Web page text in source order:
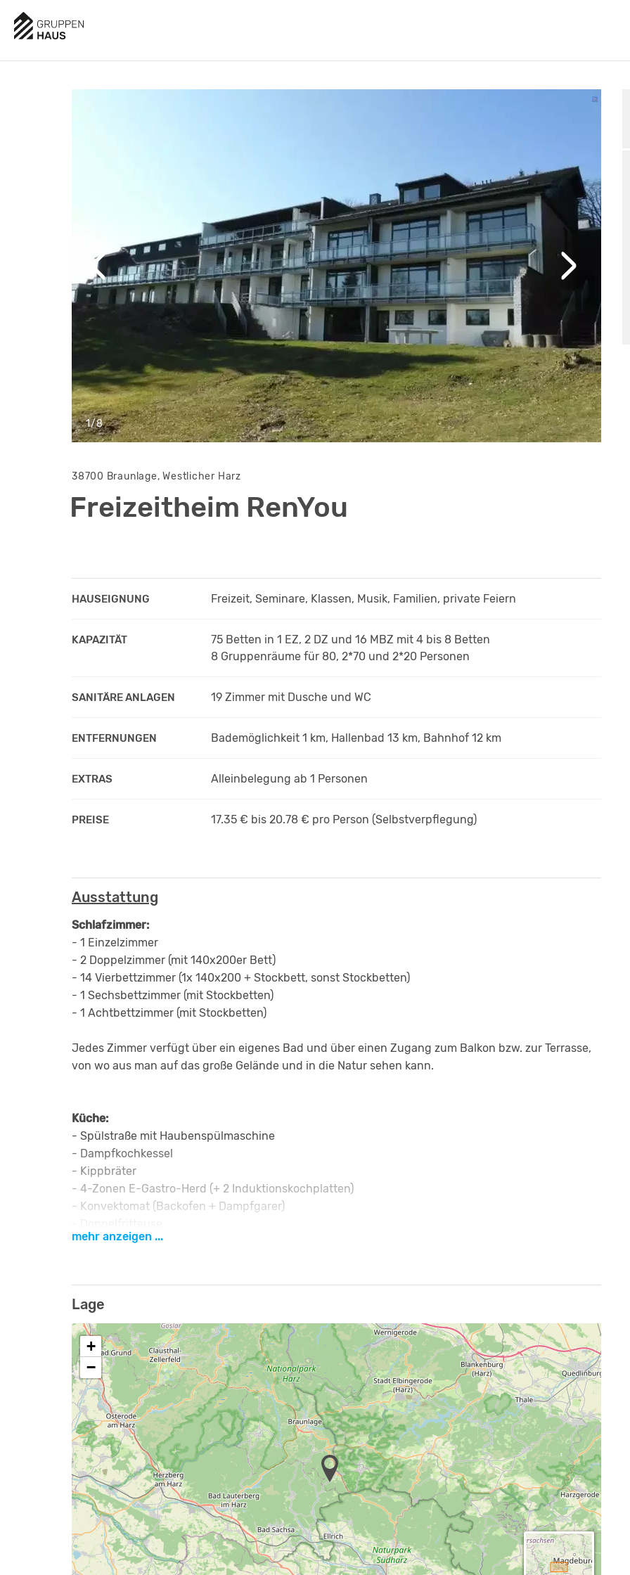
AUSSTATTUNG
1/8
38700 Braunlage, Westlicher Harz
Freizeitheim RenYou
HAUSEIGNUNG Freizeit, Seminare, Klassen, Musik, Familien, private Feiern
KAPAZITÄT 75 Betten in 1 EZ, 2 DZ und 16 MBZ mit 4 bis 8 Betten
8 Gruppenräume für 80, 2*70 und 2*20 Personen
SANITÄRE ANLAGEN 19 Zimmer mit Dusche und WC
ENTFERNUNGEN Bademöglichkeit 1 km, Hallenbad 13 km, Bahnhof 12 km
EXTRAS Alleinbelegung ab 1 Personen
PREISE 17.35 € bis 20.78 € pro Person (Selbstverpflegung)
Ausstattung
Schlafzimmer:
- 1 Einzelzimmer
- 2 Doppelzimmer (mit 140x200er Bett)
- 14 Vierbettzimmer (1x 140x200 + Stockbett, sonst Stockbetten)
- 1 Sechsbettzimmer (mit Stockbetten)
- 1 Achtbettzimmer (mit Stockbetten)
Jedes Zimmer verfügt über ein eigenes Bad und über einen Zugang zum Balkon bzw. zur Terrasse,
von wo aus man auf das große Gelände und in die Natur sehen kann.
Küche:
- Spülstraße mit Haubenspülmaschine
- Dampfkochkessel
- Kippbräter
- 4-Zonen E-Gastro-Herd (+ 2 Induktionskochplatten)
- Konvektomat (Backofen + Dampfgarer)
- Aufschnittmaschine
- Wasserkocher
Gruppenräume:
- Speisesaal (6x10m) & angrenzend mit Faltwand:
- Kaminzimmer (6x6m) mit offenem Kamin.
- Medienraum mit Podest (6x12m)
- Mehrzweckraum (6x11m)
- kleiner Seminarraum (4,8x4,8m)
- Kupferstube (mit Tresen, Platz für ca. 20 Personen)
- Tischtennis- & Kickerraum (4x9m)
- Billardraum (7,5x6m) mit angrenzender Chill-Lounge (10x3m)
Kostenloses W-Lan steht in einigen Räumen zur Verfügung.
mehr anzeigen ...
Lage
+
−